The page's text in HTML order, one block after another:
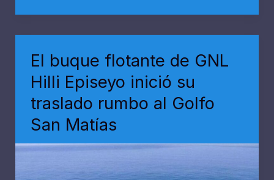
1,1
billones
en
Vaca
El buque flotante de GNL
Hilli Episeyo inició su
traslado rumbo al Golfo
San Matías